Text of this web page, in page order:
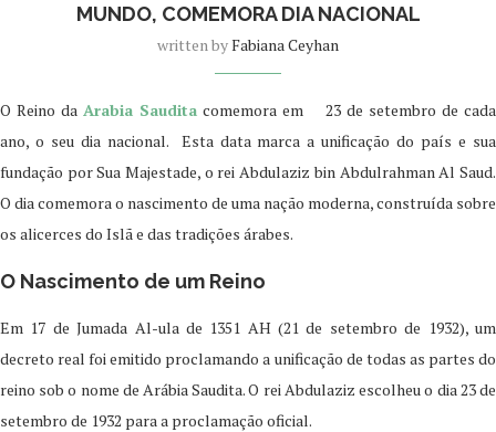
MUNDO, COMEMORA DIA NACIONAL
written byFabiana Ceyhan
O Reino da Arabia Saudita comemora em 23 de setembro de cada
ano, o seu dia nacional. Esta data marca a unificação do país e sua
fundação por Sua Majestade, o rei Abdulaziz bin Abdulrahman Al Saud.
O dia comemora o nascimento de uma nação moderna, construída sobre
os alicerces do Islã e das tradições árabes.
O Nascimento de um Reino
Em 17 de Jumada Al-ula de 1351 AH (21 de setembro de 1932), um
decreto real foi emitido proclamando a unificação de todas as partes do
reino sob o nome de Arábia Saudita. O rei Abdulaziz escolheu o dia 23 de
setembro de 1932 para a proclamação oficial.